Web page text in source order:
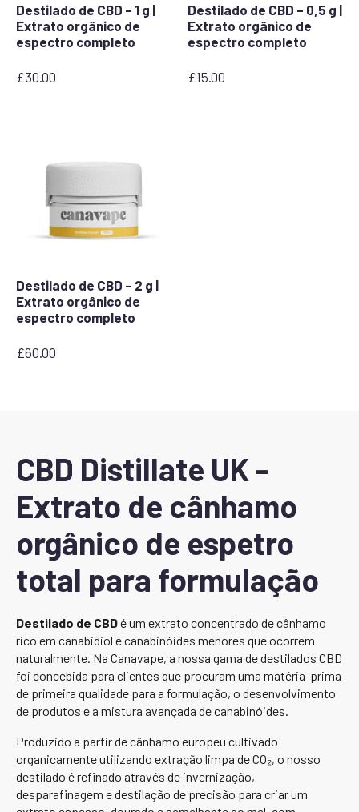
Destilado de CBD – 1 g |
Extrato orgânico de
espectro completo
£30.00
Destilado de CBD – 0,5 g |
Extrato orgânico de
espectro completo
£15.00
Destilado de CBD – 2 g |
Extrato orgânico de
espectro completo
£60.00
CBD Distillate UK -
Extrato de cânhamo
orgânico de espetro
total para formulação
Destilado de CBDé um extrato concentrado de cânhamo
rico em canabidiol e canabinóides menores que ocorrem
naturalmente. Na Canavape, a nossa gama de destilados CBD
foi concebida para clientes que procuram uma matéria-prima
de primeira qualidade para a formulação, o desenvolvimento
de produtos e a mistura avançada de canabinóides.
Produzido a partir de cânhamo europeu cultivado
organicamente utilizando extração limpa de CO₂, o nosso
destilado é refinado através de invernização,
desparafinagem e destilação de precisão para criar um